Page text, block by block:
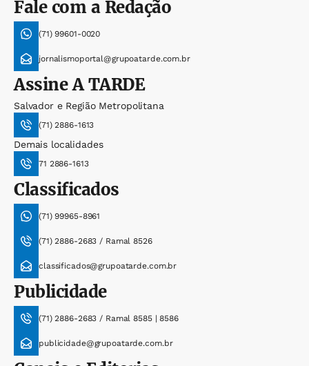
Fale com a Redação
(71) 99601-0020
jornalismoportal@grupoatarde.com.br
AssineA TARDE
Salvador e Região Metropolitana
(71) 2886-1613
Demais localidades
71 2886-1613
Classificados
(71) 99965-8961
(71) 2886-2683 / Ramal 8526
classificados@grupoatarde.com.br
Publicidade
(71) 2886-2683 / Ramal 8585 | 8586
publicidade@grupoatarde.com.br